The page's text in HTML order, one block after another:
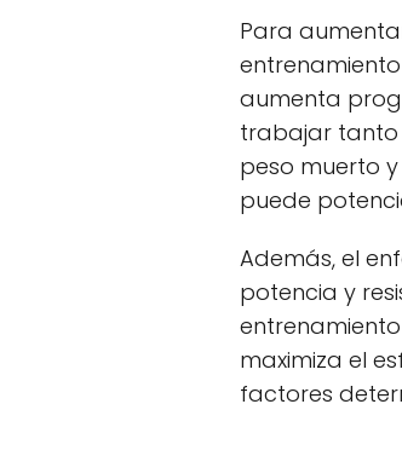
Para
aumenta
trabajar tanto
peso muerto
puede
Además, el
potencia y
maximiza el
factores